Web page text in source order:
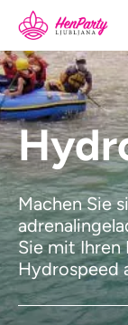
Machen Sie
Sie mit Ihren
Hydrospeed